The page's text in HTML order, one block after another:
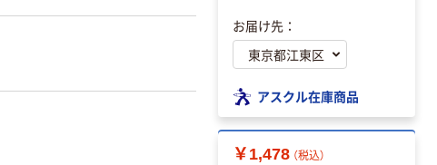
お届け先：
アスクル在庫商品
￥1,478 （税込）